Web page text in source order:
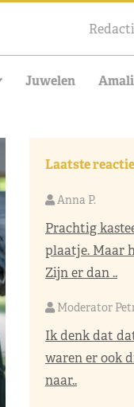
Juwelen
Laatste
Anna P.
Prachtig
plaatje. Maar
Zijn er dan ..
Moderator
Ik denk dat
waren er ook
naar..